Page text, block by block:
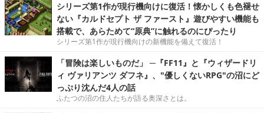
シリーズ第1作が現行機向けに復活！懐かしくも色褪せ
ない『カルドセプト ザ ファースト』遊びやすい機能も
搭載で、あらためて“原典”に触れるのにぴったり
シリーズ第1作が現行機向けの新機能を備えて復活！
「冒険は楽しいものだ」 ─『FF11』と『ウィザードリ
ィ ヴァリアンツ ダフネ』、"優しくないRPG"の沼にど
っぷり沈んだ4人の話
ふたつの沼の住人たちが語る奥深さとは。